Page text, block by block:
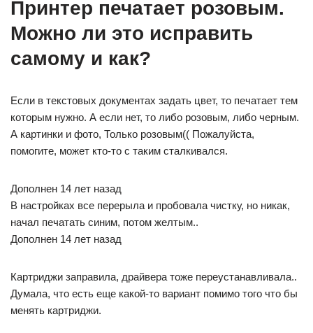
Принтер печатает розовым.
Можно ли это исправить
самому и как?
Если в текстовых документах задать цвет, то печатает тем
которым нужно. А если нет, то либо розовым, либо черным.
А картинки и фото, Только розовым(( Пожалуйста,
помогите, может кто-то с таким сталкивался.
Дополнен 14 лет назад
В настройках все перерыла и пробовала чистку, но никак,
начал печатать синим, потом желтым..
Дополнен 14 лет назад
Картриджи заправила, драйвера тоже переустанавливала..
Думала, что есть еще какой-то вариант помимо того что бы
менять картриджи.